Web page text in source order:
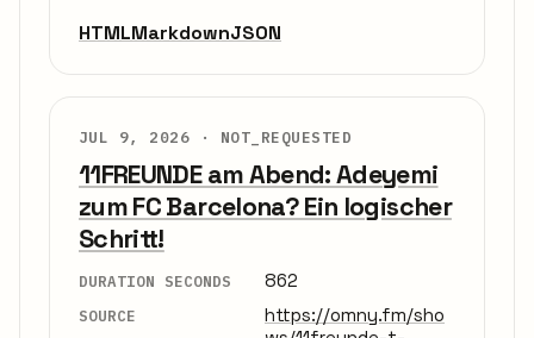
HTMLMarkdownJSON
JUL 9, 2026 · NOT_REQUESTED
11FREUNDE am Abend: Adeyemi
zum FC Barcelona? Ein logischer
Schritt!
DURATION SECONDS 862
SOURCE
https://omny.fm/sho